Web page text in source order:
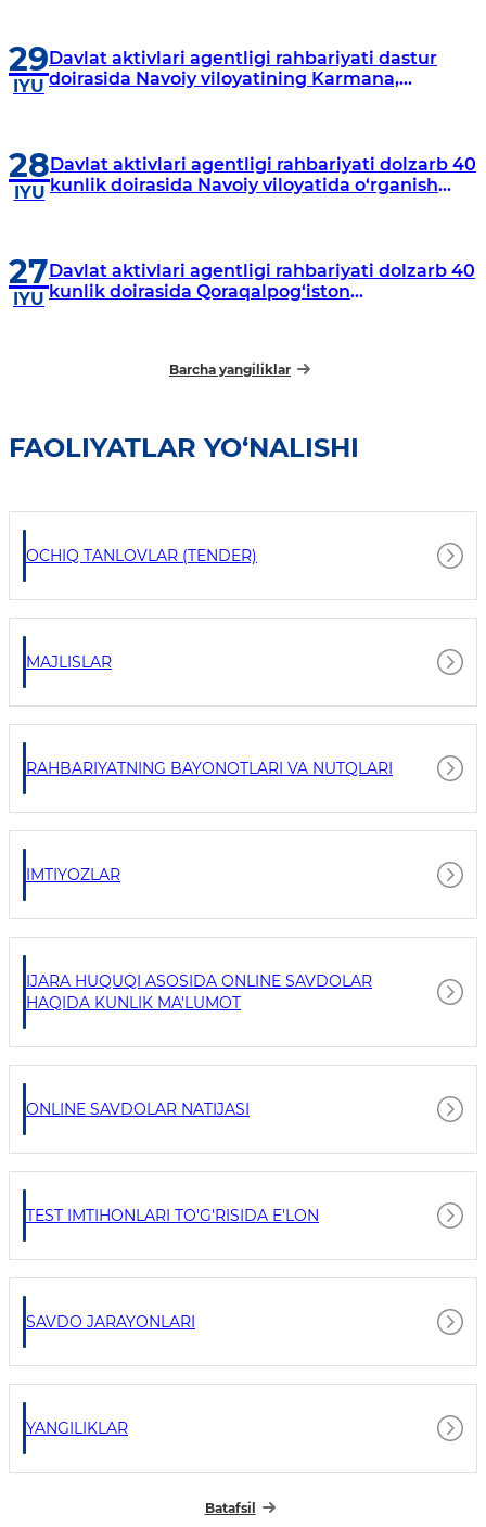
29
IYU
Davlat aktivlari agentligi rahbariyati dastur
doirasida Navoiy viloyatining Karmana,
28
IYU
Davlat aktivlari agentligi rahbariyati dolzarb 40
kunlik doirasida Navoiy viloyatida o‘rganish
27
IYU
Davlat aktivlari agentligi rahbariyati dolzarb 40
kunlik doirasida Qoraqalpog‘iston
Barcha yangiliklar
FAOLIYATLAR YO‘NALISHI
OCHIQ TANLOVLAR (TENDER)
MAJLISLAR
RAHBARIYATNING BAYONOTLARI VA NUTQLARI
IMTIYOZLAR
IJARA HUQUQI ASOSIDA ONLINE SAVDOLAR
HAQIDA KUNLIK MA'LUMOT
ONLINE SAVDOLAR NATIJASI
TEST IMTIHONLARI TO'G'RISIDA E'LON
SAVDO JARAYONLARI
YANGILIKLAR
Batafsil